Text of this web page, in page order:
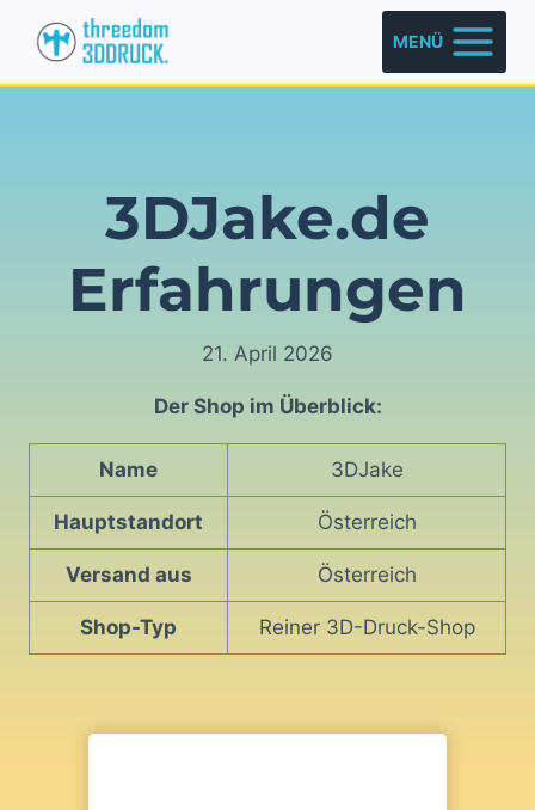
Inhalt
springen
MENÜ
3DJake.de
Erfahrungen
21. April 2026
Der Shop im Überblick:
Name 3DJake
Hauptstandort Österreich
Versand aus Österreich
Shop-Typ Reiner 3D-Druck-Shop